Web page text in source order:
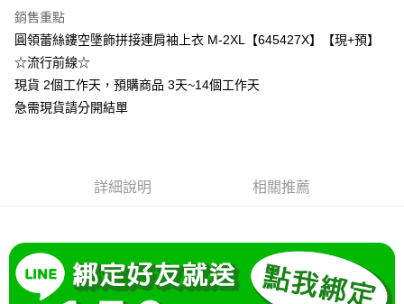
Google Pay
全支付
大哥付你分期
2.付款方式選擇「大哥付你分期」，訂單成立後會自動跳轉到大哥付的交易
4.訂單成立30分鐘內，如未前往確認交易或遇審核未通過，訂單將自動取
消。如遇「轉專審核」未通過狀況，表示未達大哥付你分期系統評分，恕無
法說明評估內容。
【繳款方式說明】
１．簡單：不需註冊會員、不需綁卡、不需儲值。
２．便利：只要手機號碼，簡訊認證，即可結帳。
３．安心：先確認商品／服務後，再付款。
相關說明
「Hami Point」為中華電信所提供之點數服務，可於會員專區綁定中華電信
會員帳號後，即可在購物車使用 Hami Point 折抵消費金額 (1點等於1元)。
ATM付款
銷售重點
圓領蕾絲鏤空墬飾拼接連肩袖上衣 M-2XL【645427X】【現+預】
☆流行前線☆
現貨 2個工作天，預購商品 3天~14個工作天
急需現貨請分開結單
詳細說明 相關推薦